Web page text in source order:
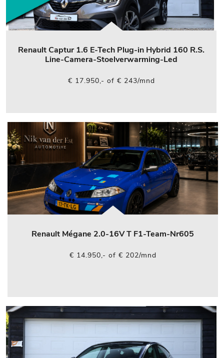
Renault Captur 1.6 E-Tech Plug-in Hybrid 160 R.S.
Line-Camera-Stoelverwarming-Led
€ 17.950,- of € 243/mnd
Renault Mégane 2.0-16V T F1-Team-Nr605
€ 14.950,- of € 202/mnd